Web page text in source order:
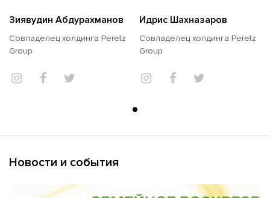
Зиявудин Абдурахманов
Совладелец холдинга Peretz
Group
Идрис Шахназаров
Совладелец холдинга Peretz
Group
Новости и события